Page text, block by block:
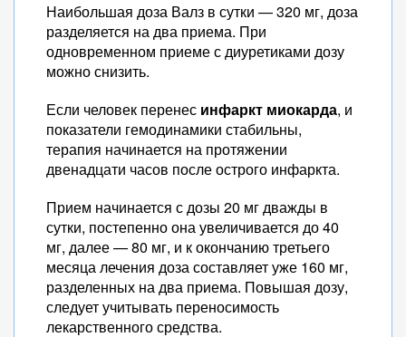
Наибольшая доза Валз в сутки — 320 мг, доза
разделяется на два приема. При
одновременном приеме с диуретиками дозу
можно снизить.
Если человек перенес инфаркт миокарда, и
показатели гемодинамики стабильны,
терапия начинается на протяжении
двенадцати часов после острого инфаркта.
Прием начинается с дозы 20 мг дважды в
сутки, постепенно она увеличивается до 40
мг, далее — 80 мг, и к окончанию третьего
месяца лечения доза составляет уже 160 мг,
разделенных на два приема. Повышая дозу,
следует учитывать переносимость
лекарственного средства.